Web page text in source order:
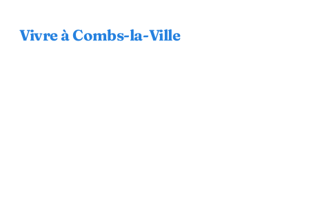
Vivre à Combs-la-Ville